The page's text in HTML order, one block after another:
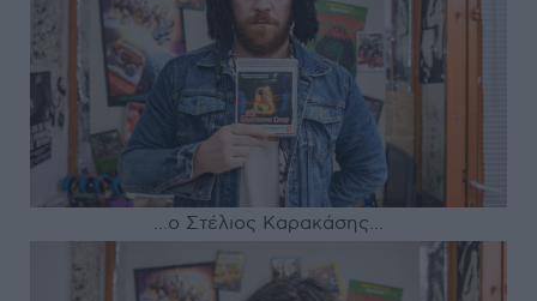
...ο Στέλιος Καρακάσης...